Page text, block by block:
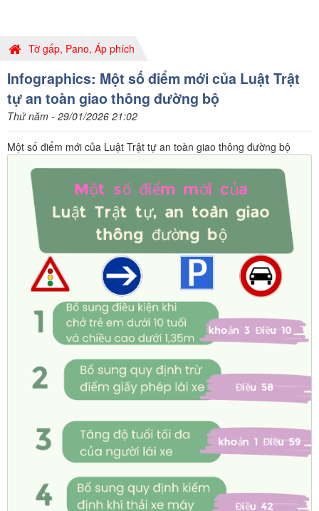
Tờ gấp, Pano, Áp phích
Infographics: Một số điểm mới của Luật Trật
tự an toàn giao thông đường bộ
Thứ năm - 29/01/2026 21:02
Một số điểm mới của Luật Trật tự an toàn giao thông đường bộ